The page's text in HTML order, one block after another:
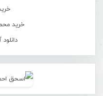
خرید